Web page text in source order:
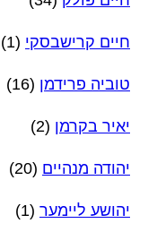
חיים קרישבסקי (1)
טוביה פרידמן (16)
יאיר בקרמן (2)
יהודה מנהיים (20)
יהושע ליימער (1)